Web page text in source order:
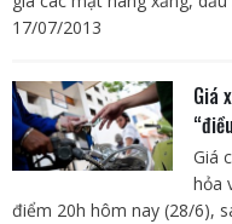
17/07/2013
Giá
Giá
hỏa
điểm 20h hôm nay (28/6),